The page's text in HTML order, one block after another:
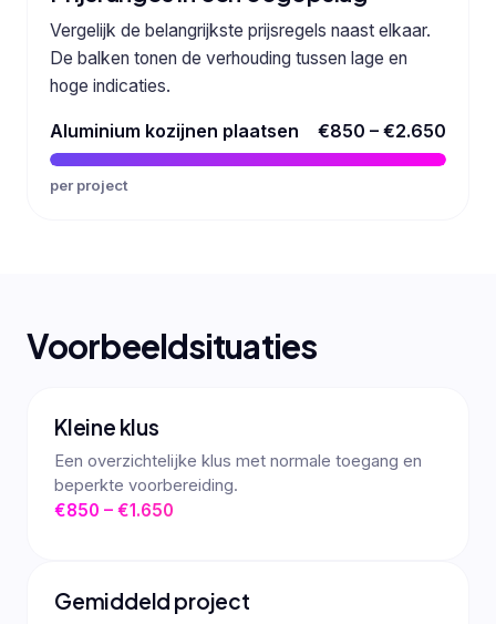
Vergelijk de belangrijkste prijsregels naast elkaar.
De balken tonen de verhouding tussen lage en
hoge indicaties.
Aluminium kozijnen plaatsen €850 – €2.650
per project
Voorbeeldsituaties
Kleine klus
Een overzichtelijke klus met normale toegang en
beperkte voorbereiding.
€850 – €1.650
Gemiddeld project